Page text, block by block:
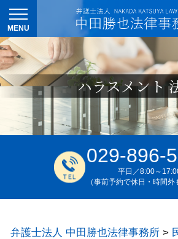
ハラスメント
029-896-
平日／8:00～
（事前予約で休日・時間外
弁護士法人 中田勝也法律事務所 >